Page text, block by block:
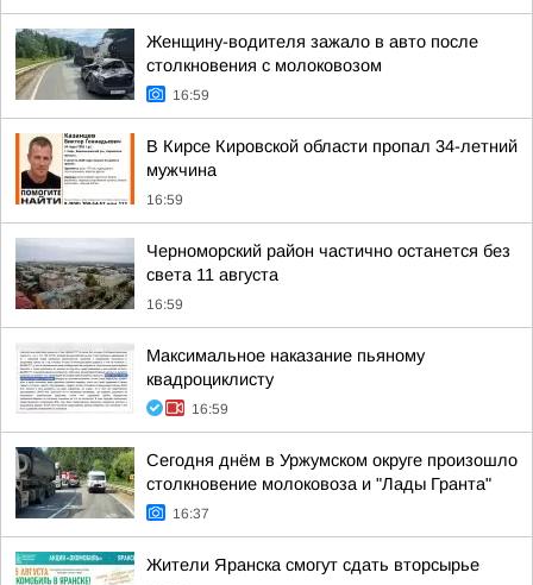
Женщину-водителя зажало в авто после
столкновения с молоковозом
16:59
В Кирсе Кировской области пропал 34-летний
мужчина
16:59
Черноморский район частично останется без
света 11 августа
16:59
Максимальное наказание пьяному
квадроциклисту
16:59
Сегодня днём в Уржумском округе произошло
столкновение молоковоза и "Лады Гранта"
16:37
Жители Яранска смогут сдать вторсырье